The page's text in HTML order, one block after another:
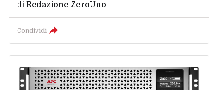
diRedazione ZeroUno
Condividi